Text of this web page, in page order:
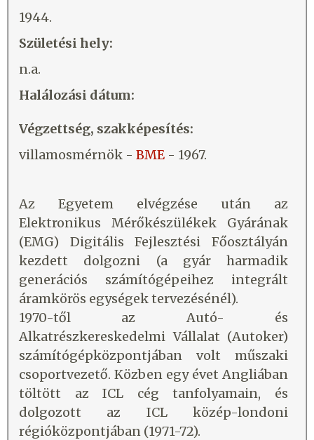
1944.
Születési hely:
n.a.
Halálozási dátum:
Végzettség, szakképesítés:
villamosmérnök - BME - 1967.
Az Egyetem elvégzése után az
Elektronikus Mérőkészülékek Gyárának
(EMG) Digitális Fejlesztési Főosztályán
kezdett dolgozni (a gyár harmadik
generációs számítógépeihez integrált
áramkörös egységek tervezésénél).
1970-től az Autó- és
Alkatrészkereskedelmi Vállalat (Autoker)
számítógépközpontjában volt műszaki
csoportvezető. Közben egy évet Angliában
töltött az ICL cég tanfolyamain, és
dolgozott az ICL közép-londoni
régióközpontjában (1971-72).